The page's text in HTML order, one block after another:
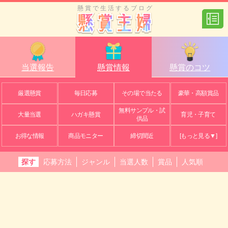
懸賞で生活するブログ
当選報告 懸賞情報 懸賞のコツ
厳選懸賞 毎日応募 その場で当たる 豪華・高額賞品
大量当選 ハガキ懸賞
無料サンプル・試
供品
育児・子育て
お得な情報 商品モニター 締切間近 [もっと見る▼]
探す 応募方法 ジャンル 当選人数 賞品 人気順